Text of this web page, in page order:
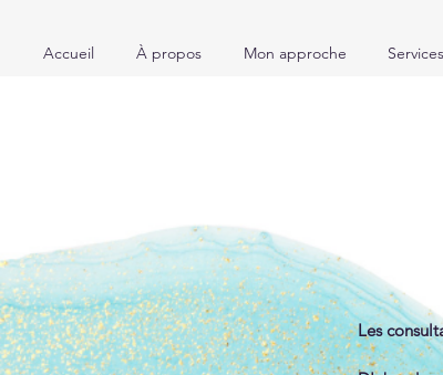
Accueil À propos Mon approche
Les